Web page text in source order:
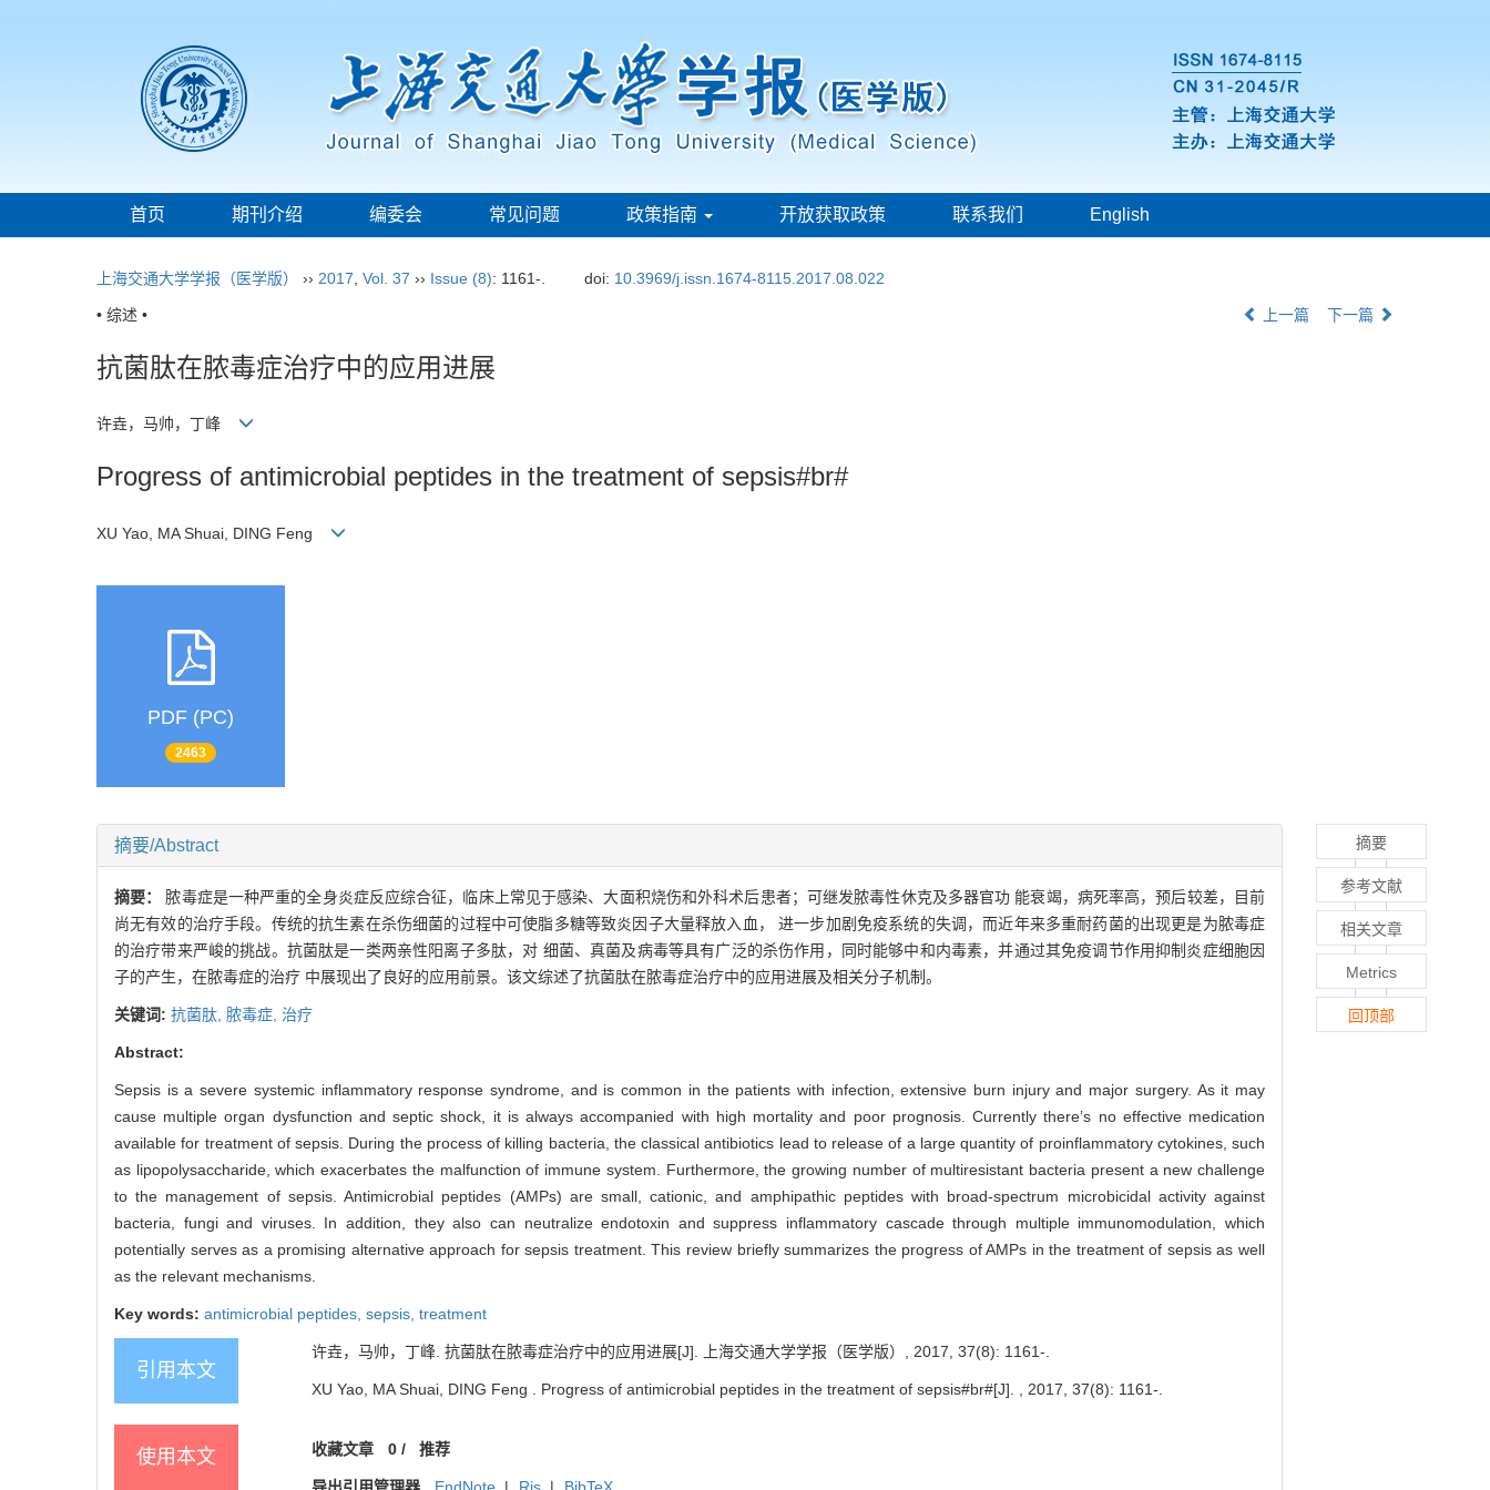
首页 期刊介绍 编委会 常见问题 政策指南 开放获取政策 联系我们 English
上海交通大学学报（医学版） ›› 2017 Vol. 37 ›› Issue (8): 1161-. doi: 10.3969/j.issn.1674-8115.2017.08.022
• 综述 • 上一篇 下一篇
抗菌肽在脓毒症治疗中的应用进展
许垚，马帅，丁峰
Progress of antimicrobial peptides in the treatment of sepsis#br#
XU Yao, MA Shuai, DING Feng
PDF (PC)
2463
摘要/Abstract
摘要：脓毒症是一种严重的全身炎症反应综合征，临床上常见于感染、大面积烧伤和外科术后患者；可继发脓毒性休克及多器官功 能衰竭，病死率高，预后较差，目前
尚无有效的治疗手段。传统的抗生素在杀伤细菌的过程中可使脂多糖等致炎因子大量释放入血， 进一步加剧免疫系统的失调，而近年来多重耐药菌的出现更是为脓毒症
的治疗带来严峻的挑战。抗菌肽是一类两亲性阳离子多肽，对 细菌、真菌及病毒等具有广泛的杀伤作用，同时能够中和内毒素，并通过其免疫调节作用抑制炎症细胞因
子的产生，在脓毒症的治疗 中展现出了良好的应用前景。该文综述了抗菌肽在脓毒症治疗中的应用进展及相关分子机制。
关键词: 抗菌肽, 脓毒症, 治疗
Abstract:
Sepsis is a severe systemic inflammatory response syndrome, and is common in the patients with infection, extensive burn injury and major surgery. As it may
cause multiple organ dysfunction and septic shock, it is always accompanied with high mortality and poor prognosis. Currently there’s no effective medication
available for treatment of sepsis. During the process of killing bacteria, the classical antibiotics lead to release of a large quantity of proinflammatory cytokines, such
as lipopolysaccharide, which exacerbates the malfunction of immune system. Furthermore, the growing number of multiresistant bacteria present a new challenge
to the management of sepsis. Antimicrobial peptides (AMPs) are small, cationic, and amphipathic peptides with broad-spectrum microbicidal activity against
bacteria, fungi and viruses. In addition, they also can neutralize endotoxin and suppress inflammatory cascade through multiple immunomodulation, which
potentially serves as a promising alternative approach for sepsis treatment. This review briefly summarizes the progress of AMPs in the treatment of sepsis as well
as the relevant mechanisms.
Key words: antimicrobial peptides, sepsis, treatment
引用本文
许垚，马帅，丁峰. 抗菌肽在脓毒症治疗中的应用进展[J]. 上海交通大学学报（医学版）, 2017, 37(8): 1161-.
XU Yao, MA Shuai, DING Feng . Progress of antimicrobial peptides in the treatment of sepsis#br#[J]. , 2017, 37(8): 1161-.
使用本文 收藏文章 0/ 推荐
摘要
参考文献
相关文章
Metrics
回顶部